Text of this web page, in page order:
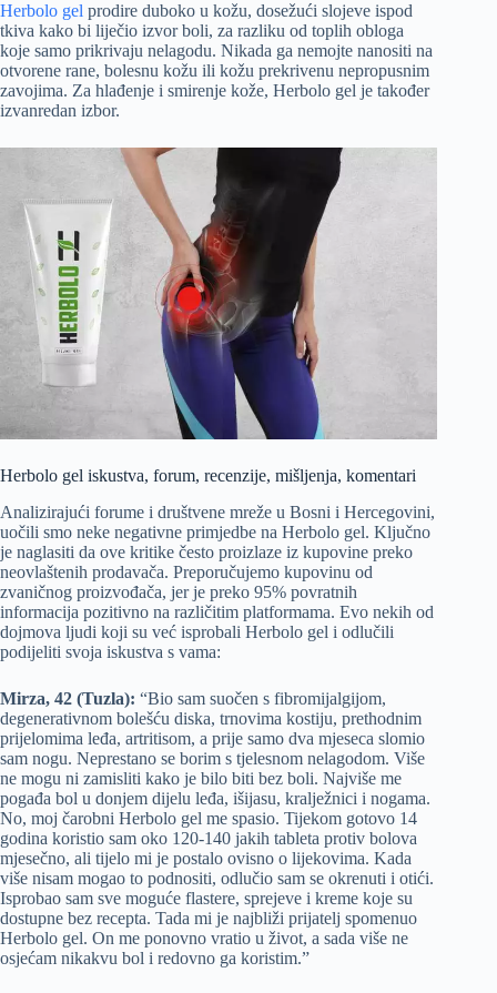
Herbolo gel prodire duboko u kožu, dosežući slojeve ispod
tkiva kako bi liječio izvor boli, za razliku od toplih obloga
koje samo prikrivaju nelagodu. Nikada ga nemojte nanositi na
otvorene rane, bolesnu kožu ili kožu prekrivenu nepropusnim
zavojima. Za hlađenje i smirenje kože, Herbolo gel je također
izvanredan izbor.
Herbolo gel iskustva, forum, recenzije, mišljenja, komentari
Analizirajući forume i društvene mreže u Bosni i Hercegovini,
uočili smo neke negativne primjedbe na Herbolo gel. Ključno
je naglasiti da ove kritike često proizlaze iz kupovine preko
neovlaštenih prodavača. Preporučujemo kupovinu od
zvaničnog proizvođača, jer je preko 95% povratnih
informacija pozitivno na različitim platformama. Evo nekih od
dojmova ljudi koji su već isprobali Herbolo gel i odlučili
podijeliti svoja iskustva s vama:
Mirza, 42 (Tuzla): “Bio sam suočen s fibromijalgijom,
degenerativnom bolešću diska, trnovima kostiju, prethodnim
prijelomima leđa, artritisom, a prije samo dva mjeseca slomio
sam nogu. Neprestano se borim s tjelesnom nelagodom. Više
ne mogu ni zamisliti kako je bilo biti bez boli. Najviše me
pogađa bol u donjem dijelu leđa, išijasu, kralježnici i nogama.
No, moj čarobni Herbolo gel me spasio. Tijekom gotovo 14
godina koristio sam oko 120-140 jakih tableta protiv bolova
mjesečno, ali tijelo mi je postalo ovisno o lijekovima. Kada
više nisam mogao to podnositi, odlučio sam se okrenuti i otići.
Isprobao sam sve moguće flastere, sprejeve i kreme koje su
dostupne bez recepta. Tada mi je najbliži prijatelj spomenuo
Herbolo gel. On me ponovno vratio u život, a sada više ne
osjećam nikakvu bol i redovno ga koristim.”